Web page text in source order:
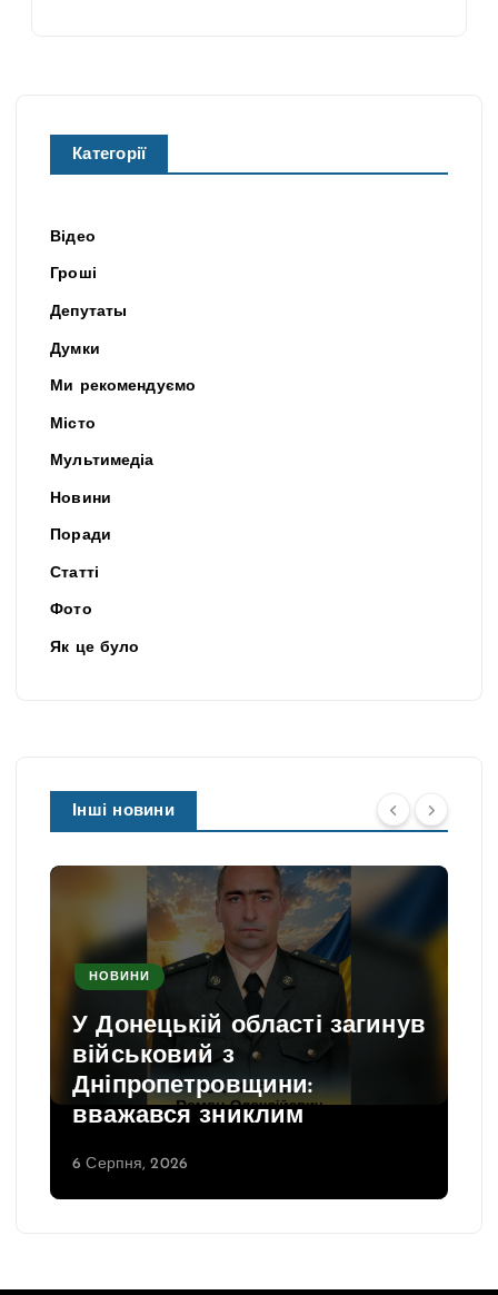
Категорії
Відео
Гроші
Депутаты
Думки
Ми рекомендуємо
Місто
Мультимедіа
Новини
Поради
Статті
Фото
Як це було
Інші новини
НОВИНИ
У Донецькій області загинув
військовий з
Дніпропетровщини:
вважався зниклим
6 Серпня, 2026